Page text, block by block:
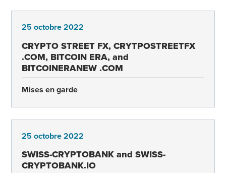
25 octobre 2022
CRYPTO STREET FX, CRYTPOSTREETFX
.COM, BITCOIN ERA, and
BITCOINERANEW .COM
Mises en garde
25 octobre 2022
SWISS-CRYPTOBANK and SWISS-
CRYPTOBANK.IO